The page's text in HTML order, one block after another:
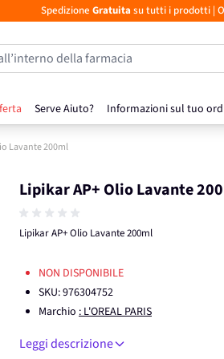
Spedizione Gratuita su tutti i prodotti|
Serve Aiuto? Informazioni sul tuo
della farmacia
Lavante 200ml
Lipikar AP+ Olio Lavante
Lipikar AP+ Olio Lavante 200ml
NON DISPONIBILE
SKU:976304752
Marchio : L'OREAL PARIS
Leggi descrizione